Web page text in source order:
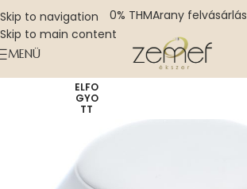
Skip to navigation
Skip to main content
0% THMArany felvásárlás
MENÜ
ELFO
GYO
TT